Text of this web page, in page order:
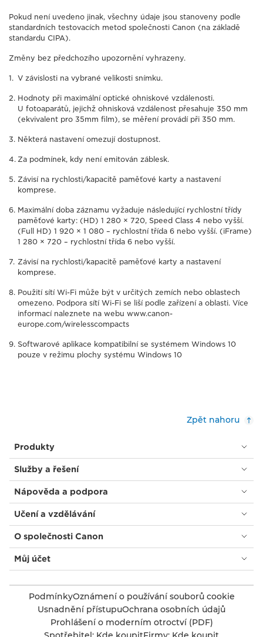
Pokud není uvedeno jinak, všechny údaje jsou stanoveny podle
standardních testovacích metod společnosti Canon (na základě
standardu CIPA).
Změny bez předchozího upozornění vyhrazeny.
V závislosti na vybrané velikosti snímku.
Hodnoty při maximální optické ohniskové vzdálenosti.
U fotoaparátů, jejichž ohnisková vzdálenost přesahuje 350 mm
(ekvivalent pro 35mm film), se měření provádí při 350 mm.
Některá nastavení omezují dostupnost.
Za podmínek, kdy není emitován záblesk.
Závisí na rychlosti/kapacitě paměťové karty a nastavení
komprese.
Maximální doba záznamu vyžaduje následující rychlostní třídy
paměťové karty: (HD) 1 280 × 720, Speed Class 4 nebo vyšší.
(Full HD) 1 920 × 1 080 – rychlostní třída 6 nebo vyšší. (iFrame)
1 280 × 720 – rychlostní třída 6 nebo vyšší.
Závisí na rychlosti/kapacitě paměťové karty a nastavení
komprese.
Použití sítí Wi-Fi může být v určitých zemích nebo oblastech
omezeno. Podpora sítí Wi-Fi se liší podle zařízení a oblasti. Více
informací naleznete na webu www.canon-
europe.com/wirelesscompacts
Softwarové aplikace kompatibilní se systémem Windows 10
pouze v režimu plochy systému Windows 10
Zpět nahoru
Produkty
Služby a řešení
Nápověda a podpora
Učení a vzdělávání
O společnosti Canon
Můj účet
PodmínkyOznámení o používání souborů cookie
Usnadnění přístupuOchrana osobních údajů
Prohlášení o moderním otroctví (PDF)